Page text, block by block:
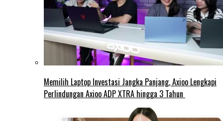
Memilih Laptop Investasi Jangka Panjang, Axioo Lengkapi
Perlindungan Axioo ADP XTRA hingga 3 Tahun